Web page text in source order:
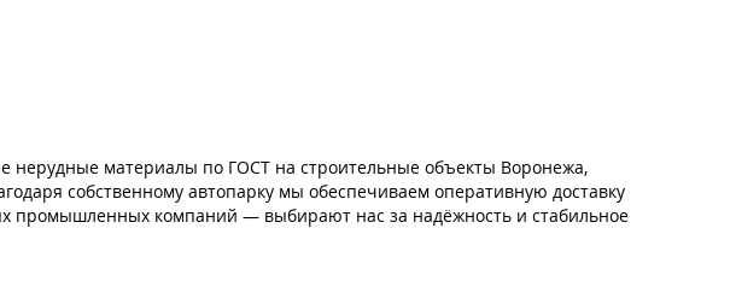
нерудные материалы по ГОСТ на строительные объекты Воронежа,
собственному автопарку мы обеспечиваем оперативную доставку
промышленных компаний — выбирают нас за надёжность и стабильное